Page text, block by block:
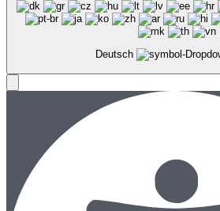
Deutsch